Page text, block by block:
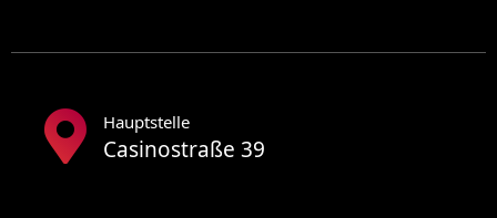
Hauptstelle
Casinostraße 39